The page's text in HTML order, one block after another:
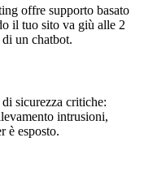
offre supporto basato
il tuo sito va giù alle 2
un chatbot.
sicurezza critiche:
intrusioni,
è esposto.